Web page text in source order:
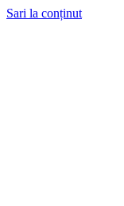
Sari la conținut